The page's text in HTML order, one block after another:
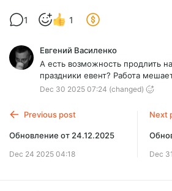
1 1
Евгений Василенко
А есть возможность продлить
праздники евент? Работа
Dec 30 2025 07:24 (changed)
Previous post
Обновление от 24.12.2025
Dec 24 2025 04:18
Next
Dec